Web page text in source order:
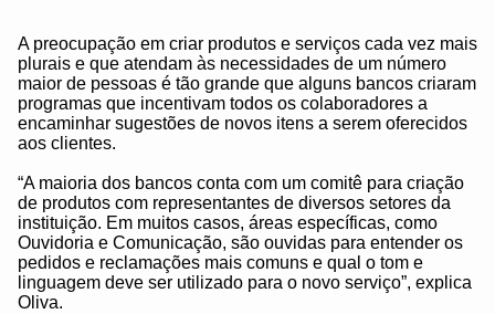
A preocupação em criar produtos e serviços cada vez mais
plurais e que atendam às necessidades de um número
maior de pessoas é tão grande que alguns bancos criaram
programas que incentivam todos os colaboradores a
encaminhar sugestões de novos itens a serem oferecidos
aos clientes.
“A maioria dos bancos conta com um comitê para criação
de produtos com representantes de diversos setores da
instituição. Em muitos casos, áreas específicas, como
Ouvidoria e Comunicação, são ouvidas para entender os
pedidos e reclamações mais comuns e qual o tom e
linguagem deve ser utilizado para o novo serviço”, explica
Oliva.